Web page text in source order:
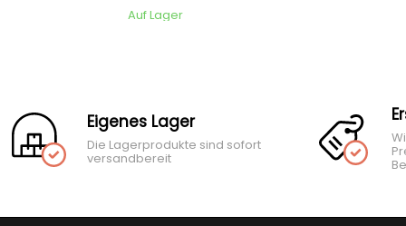
Auf Lager
Eigenes Lager
Die Lagerprodukte sind sofort
versandbereit